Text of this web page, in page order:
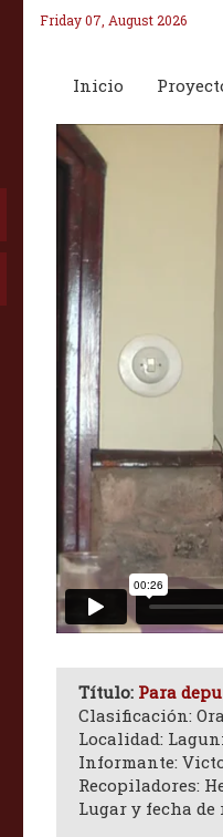
Friday 07, August 2026
Inicio
Título: Para
Clasificación:
Localidad:
Informante:
Recopiladores:
Lugar y fecha de